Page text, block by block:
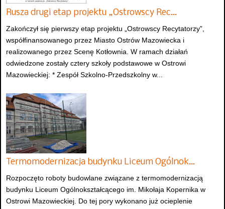
Rusza drugi etap projektu „Ostrowscy Rec…
Zakończył się pierwszy etap projektu „Ostrowscy Recytatorzy”,
współfinansowanego przez Miasto Ostrów Mazowiecka i
realizowanego przez Scenę Kotłownia. W ramach działań
odwiedzone zostały cztery szkoły podstawowe w Ostrowi
Mazowieckiej: * Zespół Szkolno-Przedszkolny w...
Termomodernizacja budynku Liceum Ogólnok…
Rozpoczęto roboty budowlane związane z termomodernizacją
budynku Liceum Ogólnokształcącego im. Mikołaja Kopernika w
Ostrowi Mazowieckiej. Do tej pory wykonano już ocieplenie